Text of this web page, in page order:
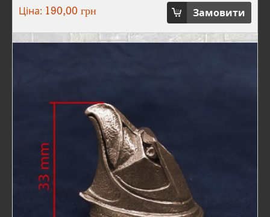
Ціна: 190,00 грн Замовити